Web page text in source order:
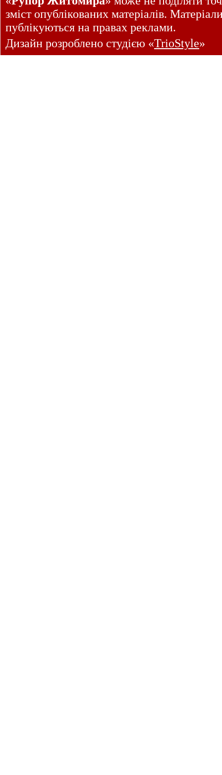
зміст опублікованих матеріалів.
публікуються на правах реклами.
Дизайн розроблено студією «TrioStyle»